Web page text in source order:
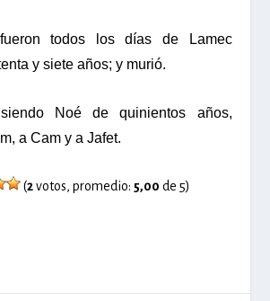
todos los días de Lamec
y siete años; y murió.
Noé de quinientos años,
a Cam y a Jafet.
(2votos, promedio: 5,00 de 5)